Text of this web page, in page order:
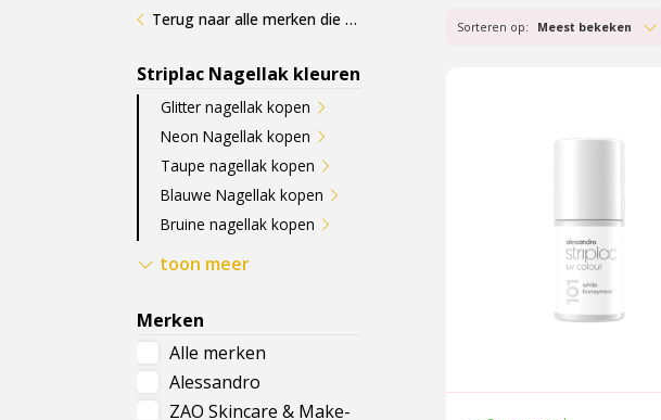
Terug naar alle merken die wij verkopen
Striplac Nagellak kleuren
Glitter nagellak kopen
Neon Nagellak kopen
Taupe nagellak kopen
Blauwe Nagellak kopen
Bruine nagellak kopen
Groene nagellak kopen
Roze nagellak kopen
Grijze nagellak kopen
Zwarte nagellak kopen
Witte nagellak kopen
toon meer
Merken
Alle merken
Alessandro
ZAO Skincare & Make-
Sorteren op: Meest bekeken